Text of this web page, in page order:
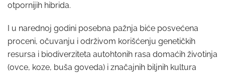
otpornijih hibrida.
I u narednoj godini posebna pažnja biće posvećena
proceni, očuvanju i održivom korišćenju genetičkih
resursa i biodiverziteta autohtonih rasa domaćih životinja
(ovce, koze, buša goveda) i značajnih biljnih kultura